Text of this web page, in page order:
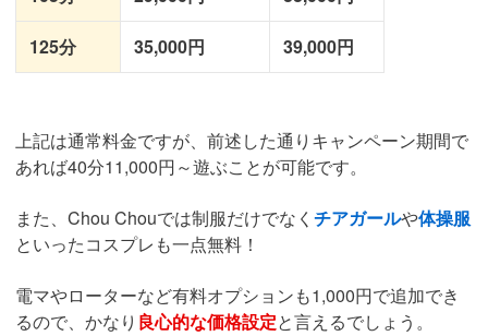
125分 35,000円 39,000円
上記は通常料金ですが、前述した通りキャンペーン期間で
あれば40分11,000円～遊ぶことが可能です。
また、Chou Chouでは制服だけでなく チアガールや体操服
といったコスプレも一点無料！
電マやローターなど有料オプションも1,000円で追加でき
るので、かなり 良心的な価格設定と言えるでしょう。